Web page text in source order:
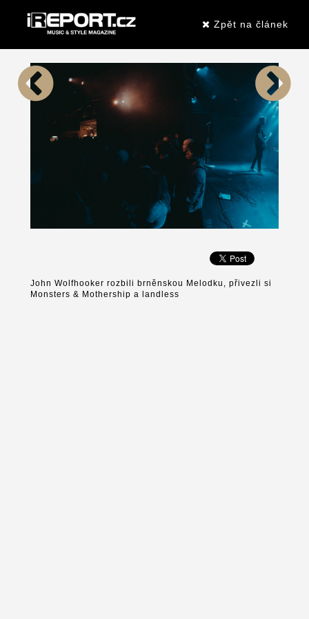
Zpět na článek
John Wolfhooker rozbili brněnskou Melodku, přivezli si
Monsters & Mothership a landless